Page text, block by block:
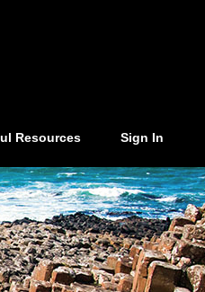
Resources Sign In